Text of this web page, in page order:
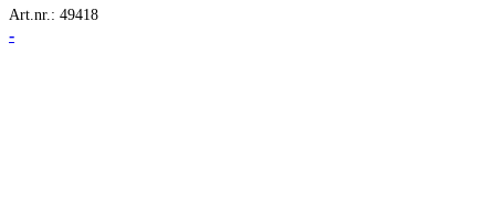
Art.nr.: 49418
-